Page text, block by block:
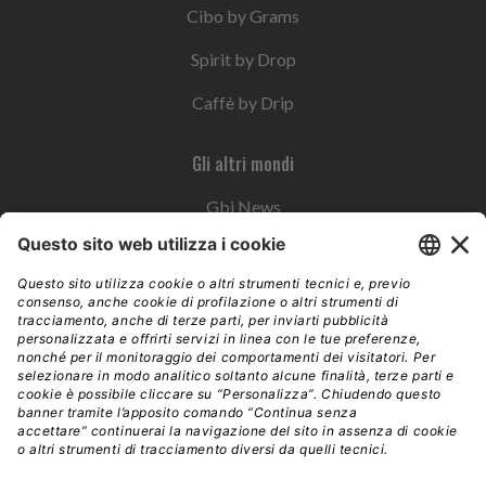
Cibo by Grams
Spirit by Drop
Caffè by Drip
Gli altri mondi
Gbi News
Instoremag
Esplora il gruppo
Edra Edizioni
Edizioni LSWR
LSWR Group